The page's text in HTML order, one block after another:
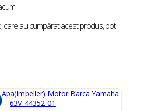
care au cumpărat acest produs, pot